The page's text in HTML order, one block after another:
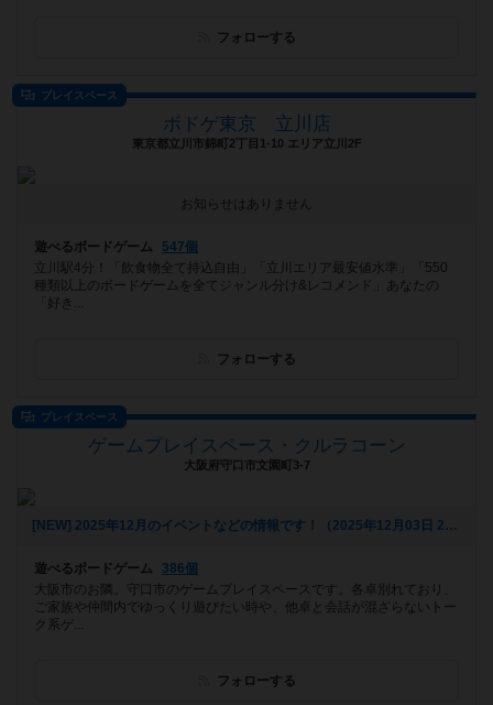
フォローする
プレイスペース
ボドゲ東京 立川店
東京都立川市錦町2丁目1-10 エリア立川2F
お知らせはありません
遊べるボードゲーム
547個
立川駅4分！「飲食物全て持込自由」「立川エリア最安値水準」「550
種類以上のボードゲームを全てジャンル分け&レコメンド」あなたの
「好き...
フォローする
プレイスペース
ゲームプレイスペース・クルラコーン
大阪府守口市文園町3-7
[NEW] 2025年12月のイベントなどの情報です！（2025年12月03日 20時24分）
遊べるボードゲーム
386個
大阪市のお隣。守口市のゲームプレイスペースです。各卓別れており、
ご家族や仲間内でゆっくり遊びたい時や、他卓と会話が混ざらないトー
ク系ゲ...
フォローする